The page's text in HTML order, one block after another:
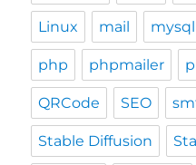
Linux mail mysql
php phpmailer
QRCode SEO
Stable Diffusion